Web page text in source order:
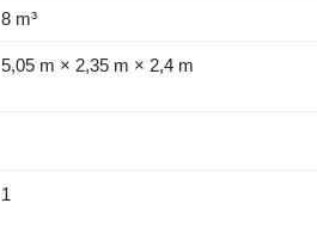
8 m³
5,05 m × 2,35 m × 2,4 m
1